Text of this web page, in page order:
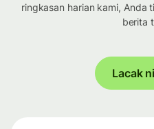
ringkasan harian kami, Anda
berita
Lacak